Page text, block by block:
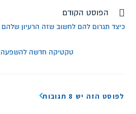
הפוסט הקודם
כיצד תגרום להם לחשוב שזה הרעיון
טקטיקה חדשה
לפוסט הזה יש 8 תגובות